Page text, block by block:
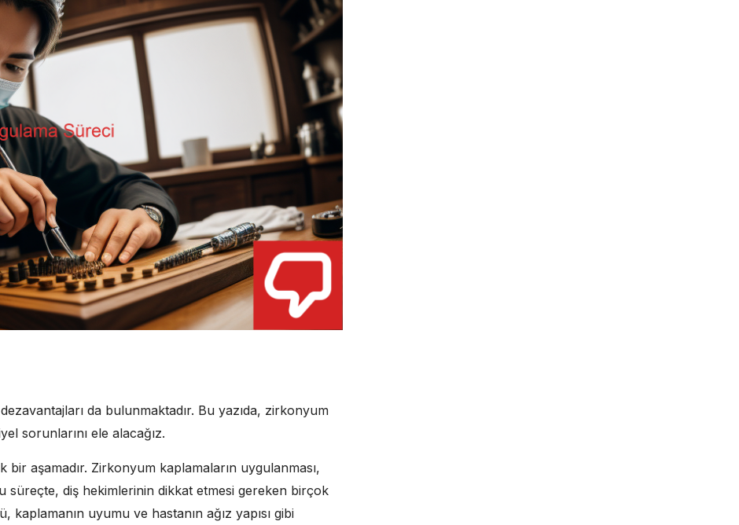
da bulunmaktadır. Bu yazıda, zirkonyum
sorunlarını ele alacağız.
bir aşamadır. Zirkonyum kaplamaların uygulanması,
süreçte, diş hekimlerinin dikkat etmesi gereken birçok
uyumu ve hastanın ağız yapısı gibi